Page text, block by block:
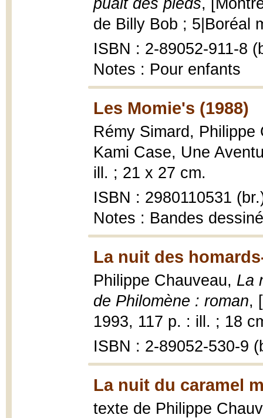
puait des pieds,
de Billy Bob ; 5|Boréal
ISBN : 2-89052-911-8
Notes : Pour enfants
Les Momie's (1988)
Rémy Simard,
Kami Case, Une
ill. ; 21 x 27 cm.
ISBN : 2980110531
Notes : Bandes
La nuit des
Philippe Chauveau, La
de Philomène : roman,
1993, 117 p. : ill. ; 18
ISBN : 2-89052-530-9
La nuit du caramel
texte de Philippe